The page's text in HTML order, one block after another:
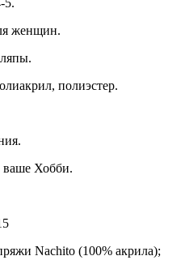
женщин.
полиэстер.
Хобби.
Nachito (100% акрила);